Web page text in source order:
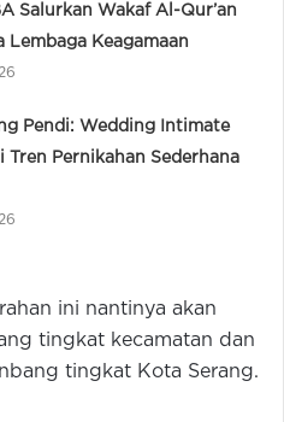
Salurkan Wakaf Al-Qur’an
Lembaga Keagamaan
Pendi: Wedding Intimate
Tren Pernikahan Sederhana
ini nantinya akan
tingkat kecamatan dan
tingkat Kota Serang.